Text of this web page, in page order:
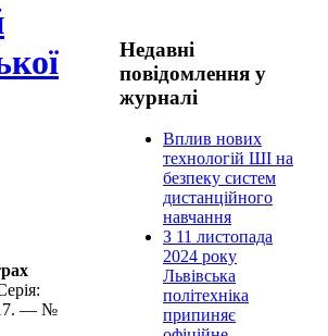
— №
Недавні
повідомлення у
журналі
Вплив нових
технологій ШІ на
безпеку систем
дистанційного
навчання
З 11 листопада
2024 року
Львівська
політехніка
припиняє